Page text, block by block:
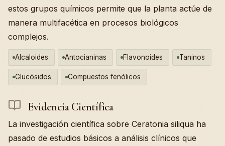
estos grupos químicos permite que la planta actúe de
manera multifacética en procesos biológicos
complejos.
Alcaloides Antocianinas Flavonoides Taninos
Glucósidos Compuestos fenólicos
Evidencia Científica
La investigación científica sobre Ceratonia siliqua ha
pasado de estudios básicos a análisis clínicos que